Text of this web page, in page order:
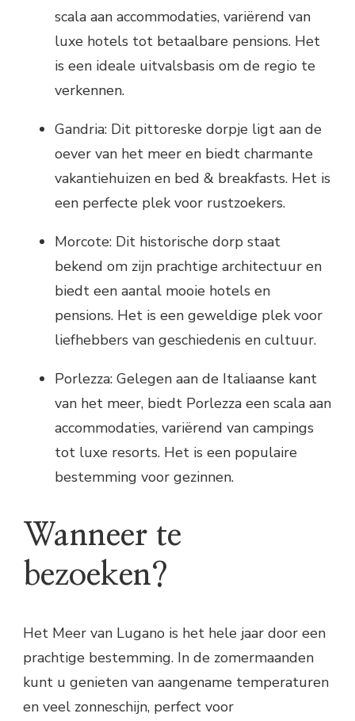
scala aan accommodaties, variërend van
luxe hotels tot betaalbare pensions. Het
is een ideale uitvalsbasis om de regio te
verkennen.
Gandria: Dit pittoreske dorpje ligt aan de
oever van het meer en biedt charmante
vakantiehuizen en bed & breakfasts. Het is
een perfecte plek voor rustzoekers.
Morcote: Dit historische dorp staat
bekend om zijn prachtige architectuur en
biedt een aantal mooie hotels en
pensions. Het is een geweldige plek voor
liefhebbers van geschiedenis en cultuur.
Porlezza: Gelegen aan de Italiaanse kant
van het meer, biedt Porlezza een scala aan
accommodaties, variërend van campings
tot luxe resorts. Het is een populaire
bestemming voor gezinnen.
Wanneer te
bezoeken?
Het Meer van Lugano is het hele jaar door een
prachtige bestemming. In de zomermaanden
kunt u genieten van aangename temperaturen
en veel zonneschijn, perfect voor